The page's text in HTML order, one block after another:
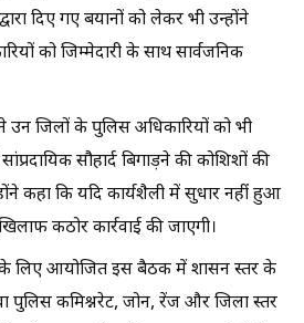
दिए गए बयानों को लेकर भी उन्होंने
को जिम्मेदारी के साथ सार्वजनिक
उन जिलों के पुलिस अधिकारियों को भी
सौहार्द बिगाड़ने की कोशिशों की
कहा कि यदि कार्यशैली में सुधार नहीं हुआ
कठोर कार्रवाई की जाएगी।
के लिए आयोजित इस बैठक में शासन स्तर के
पुलिस कमिश्नरेट, जोन, रेंज और जिला स्तर